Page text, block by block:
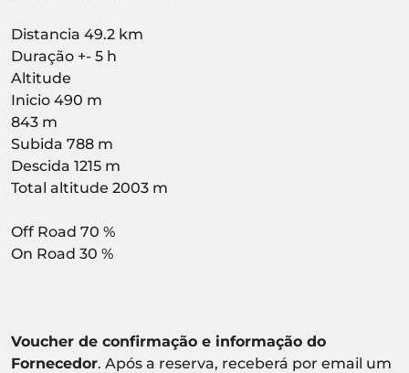
Distancia 49.2 km
Duração +- 5 h
Altitude
Inicio 490 m
843 m
Subida 788 m
Descida 1215 m
Total altitude 2003 m
Off Road 70 %
On Road 30 %
Voucher de confirmação e informação do
Fornecedor. Após a reserva, receberá por email um